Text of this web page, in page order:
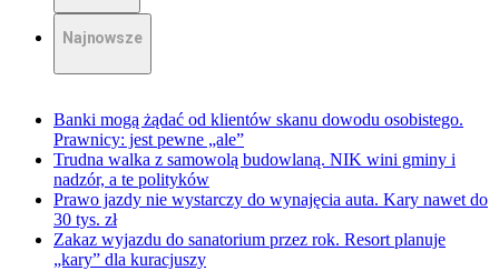
Najnowsze
Banki mogą żądać od klientów skanu dowodu osobistego.
Prawnicy: jest pewne „ale”
Trudna walka z samowolą budowlaną. NIK wini gminy i
nadzór, a te polityków
Prawo jazdy nie wystarczy do wynajęcia auta. Kary nawet do
30 tys. zł
Zakaz wyjazdu do sanatorium przez rok. Resort planuje
„kary” dla kuracjuszy